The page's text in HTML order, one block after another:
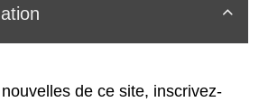

de ce site, inscrivez-